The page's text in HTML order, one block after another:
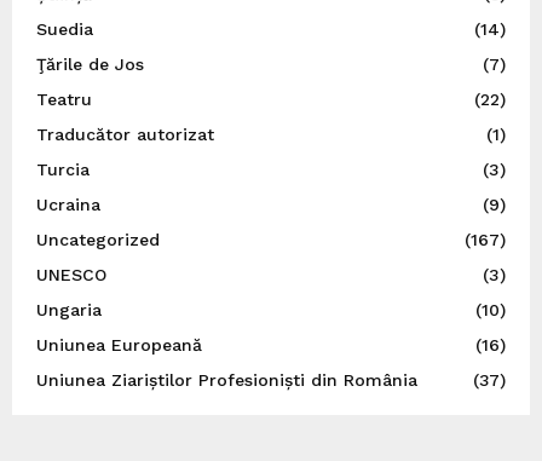
Suedia
(14)
Ţările de Jos
(7)
Teatru
(22)
Traducător autorizat
(1)
Turcia
(3)
Ucraina
(9)
Uncategorized
(167)
UNESCO
(3)
Ungaria
(10)
Uniunea Europeană
(16)
Uniunea Ziariștilor Profesioniști din România
(37)